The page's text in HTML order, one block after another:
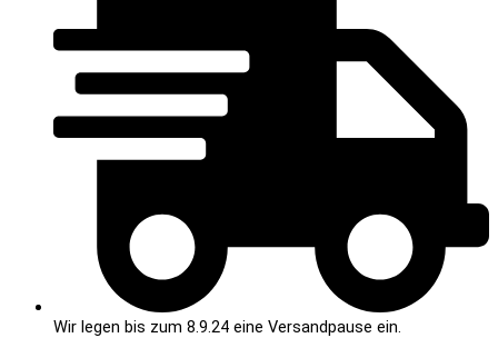
Wir legen bis zum 8.9.24 eine Versandpause ein.